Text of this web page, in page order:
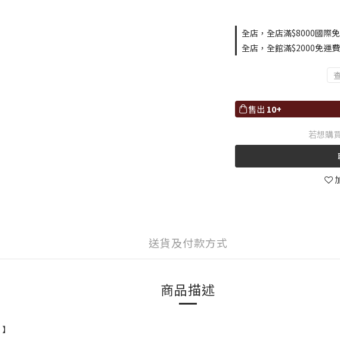
全店，全店滿$8000國際
全店，全館滿$2000免運費
售出 10+
若想購
送貨及付款方式
商品描述
】